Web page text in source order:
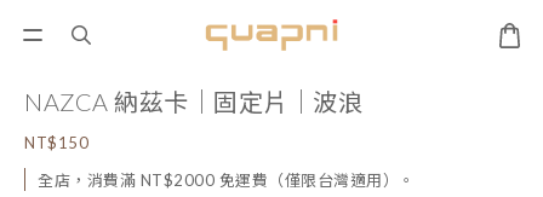
NAZCA 納茲卡｜固定片｜波浪
NT$150
全店，消費滿 NT$2000 免運費（僅限台灣適用）。